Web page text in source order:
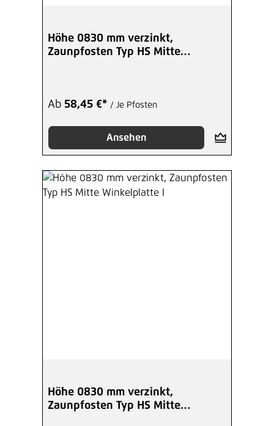
Höhe 0830 mm verzinkt,
Zaunpfosten Typ HS Mitte
Ab 58,45 €* / Je Pfosten
Ansehen
Höhe 0830 mm verzinkt,
Zaunpfosten Typ HS Mitte